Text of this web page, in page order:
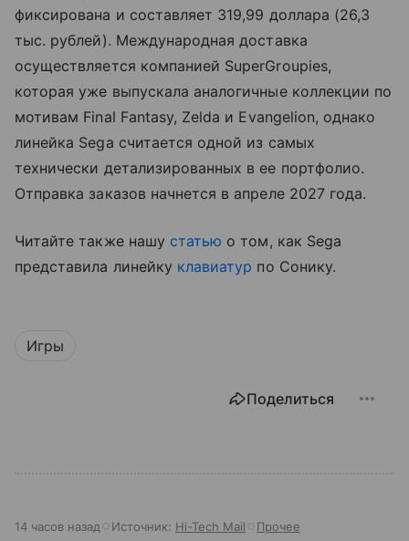
фиксирована и составляет 319,99 доллара (26,3
тыс. рублей). Международная доставка
осуществляется компанией SuperGroupies,
которая уже выпускала аналогичные коллекции по
мотивам Final Fantasy, Zelda и Evangelion, однако
линейка Sega считается одной из самых
технически детализированных в ее портфолио.
Отправка заказов начнется в апреле 2027 года.
Читайте также нашу статью о том, как Sega
представила линейку клавиатур по Сонику.
Игры
Поделиться
14 часов назад Источник: Hi-Tech Mail Прочее